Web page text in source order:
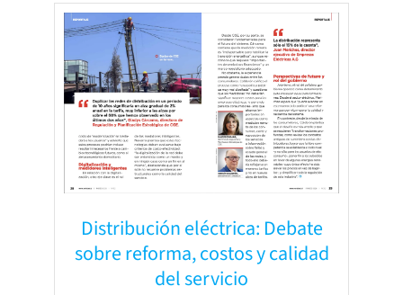
Distribución eléctrica: Debate
sobre reforma, costos y calidad
del servicio